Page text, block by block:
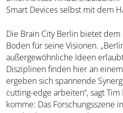
Smart Devices selbst mit dem
Die Brain City Berlin bietet
Boden für seine Visionen.
außergewöhnliche Ideen
Disziplinen finden hier an
ergeben sich spannende
cutting-edge arbeiten“, sagt
komme: Das Forschungsszene